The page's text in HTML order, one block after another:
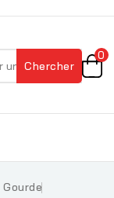
Chercher
0